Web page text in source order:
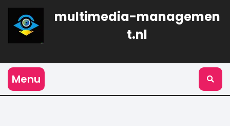
Naar
inhoud
gaan
multimedia-managemen
t.nl
Menu